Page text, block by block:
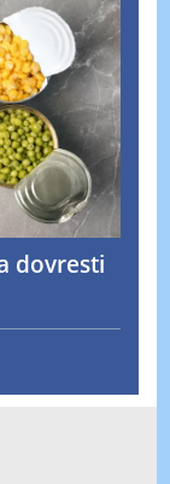
dovresti